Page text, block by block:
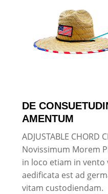
DE
AMENTUM
ADJUSTABLE CHORD
Novissimum Morem
in loco etiam in
aedificata est ad
vitam custodiendam.